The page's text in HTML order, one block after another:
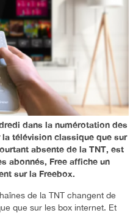
dans la numérotation des
télévision classique que sur
absente de la TNT, est
abonnés, Free affiche un
sur la Freebox.
de la TNT changent de
que sur les box internet. Et